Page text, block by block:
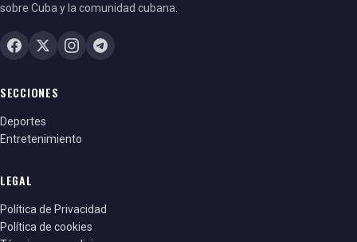
sobre Cuba y la comunidad cubana.
SECCIONES
Deportes
Entretenimiento
LEGAL
Política de Privacidad
Política de cookies